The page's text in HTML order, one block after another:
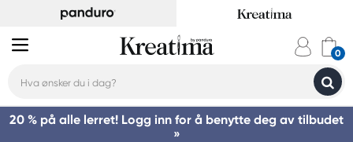
20 % på alle lerret! Logg inn for å benytte deg av tilbudet
»